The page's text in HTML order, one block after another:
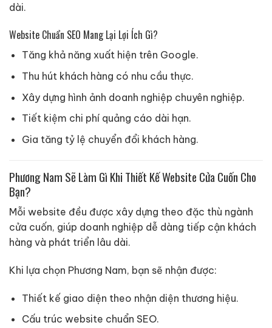
dài.
Website Chuẩn SEO Mang Lại Lợi Ích Gì?
Tăng khả năng xuất hiện trên Google.
Thu hút khách hàng có nhu cầu thực.
Xây dựng hình ảnh doanh nghiệp chuyên nghiệp.
Tiết kiệm chi phí quảng cáo dài hạn.
Gia tăng tỷ lệ chuyển đổi khách hàng.
Phương Nam Sẽ Làm Gì Khi Thiết Kế Website Cửa Cuốn Cho
Bạn?
Mỗi website đều được xây dựng theo đặc thù ngành
cửa cuốn, giúp doanh nghiệp dễ dàng tiếp cận khách
hàng và phát triển lâu dài.
Khi lựa chọn Phương Nam, bạn sẽ nhận được:
Thiết kế giao diện theo nhận diện thương hiệu.
Cấu trúc website chuẩn SEO.